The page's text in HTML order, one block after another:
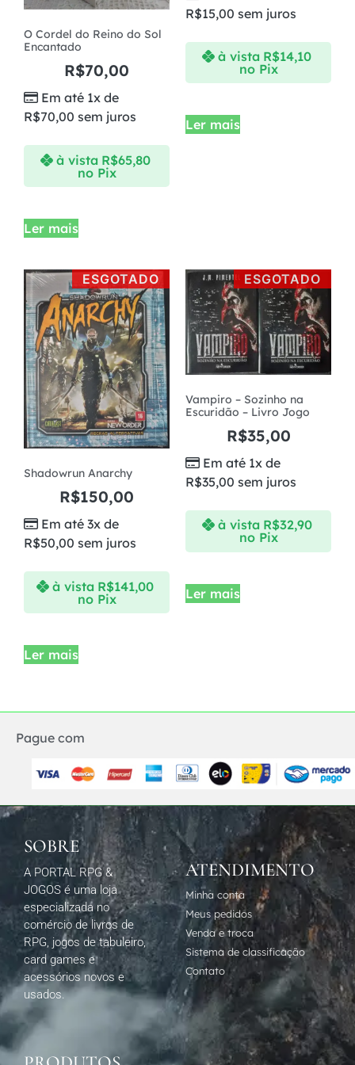
O Cordel do Reino do Sol
Encantado
R$70,00
Em até 1x de
R$70,00 sem juros
à vista R$65,80
no Pix
Ler mais
R$15,00 sem juros
à vista R$14,10
no Pix
Ler mais
ESGOTADO
Shadowrun Anarchy
R$150,00
Em até 3x de
R$50,00 sem juros
à vista R$141,00
no Pix
Ler mais
ESGOTADO
Vampiro – Sozinho na
Escuridão – Livro Jogo
R$35,00
Em até 1x de
R$35,00 sem juros
à vista R$32,90
no Pix
Ler mais
Pague com
SOBRE
A PORTAL RPG &
JOGOS é uma loja
especializada no
comércio de livros de
RPG, jogos de tabuleiro,
card games e
acessórios novos e
usados.
ATENDIMENTO
Minha conta
Meus pedidos
Venda e troca
Sistema de classificação
Contato